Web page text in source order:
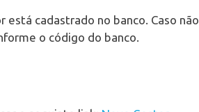
cadastrado no banco. Caso não
o código do banco.